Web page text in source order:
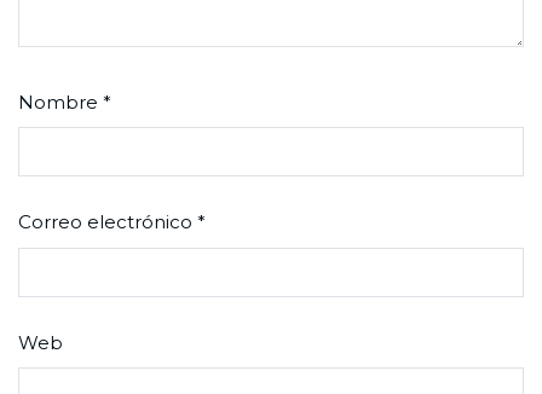
Nombre *
Correo electrónico *
Web